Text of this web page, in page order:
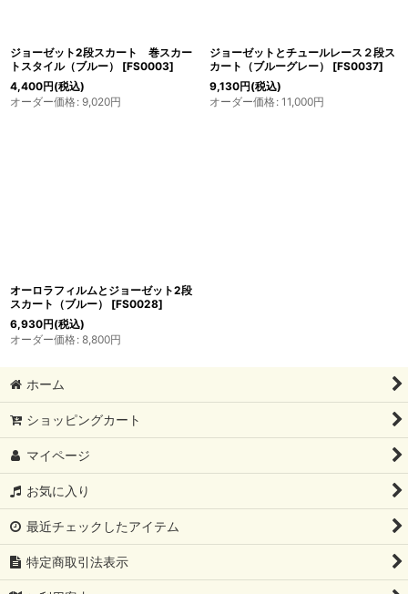
ジョーゼット2段スカート 巻スカー
トスタイル（ブルー）
[FS0003]
4,400円(税込)
オーダー価格: 9,020円
ジョーゼットとチュールレース２段ス
カート（ブルーグレー）
[FS0037]
9,130円(税込)
オーダー価格: 11,000円
オーロラフィルムとジョーゼット2段
スカート（ブルー）
[FS0028]
6,930円(税込)
オーダー価格: 8,800円
ホーム
ショッピングカート
マイページ
お気に入り
最近チェックしたアイテム
特定商取引法表示